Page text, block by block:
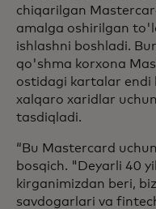
chiqarilgan
amalga oshirilgan
ishlashni boshladi.
qo'shma korxona
ostidagi kartalar endi
xalqaro xaridlar
tasdiqladi.
“Bu Mastercard
bosqich. "Deyarli 40
kirganimizdan beri,
savdogarlari va